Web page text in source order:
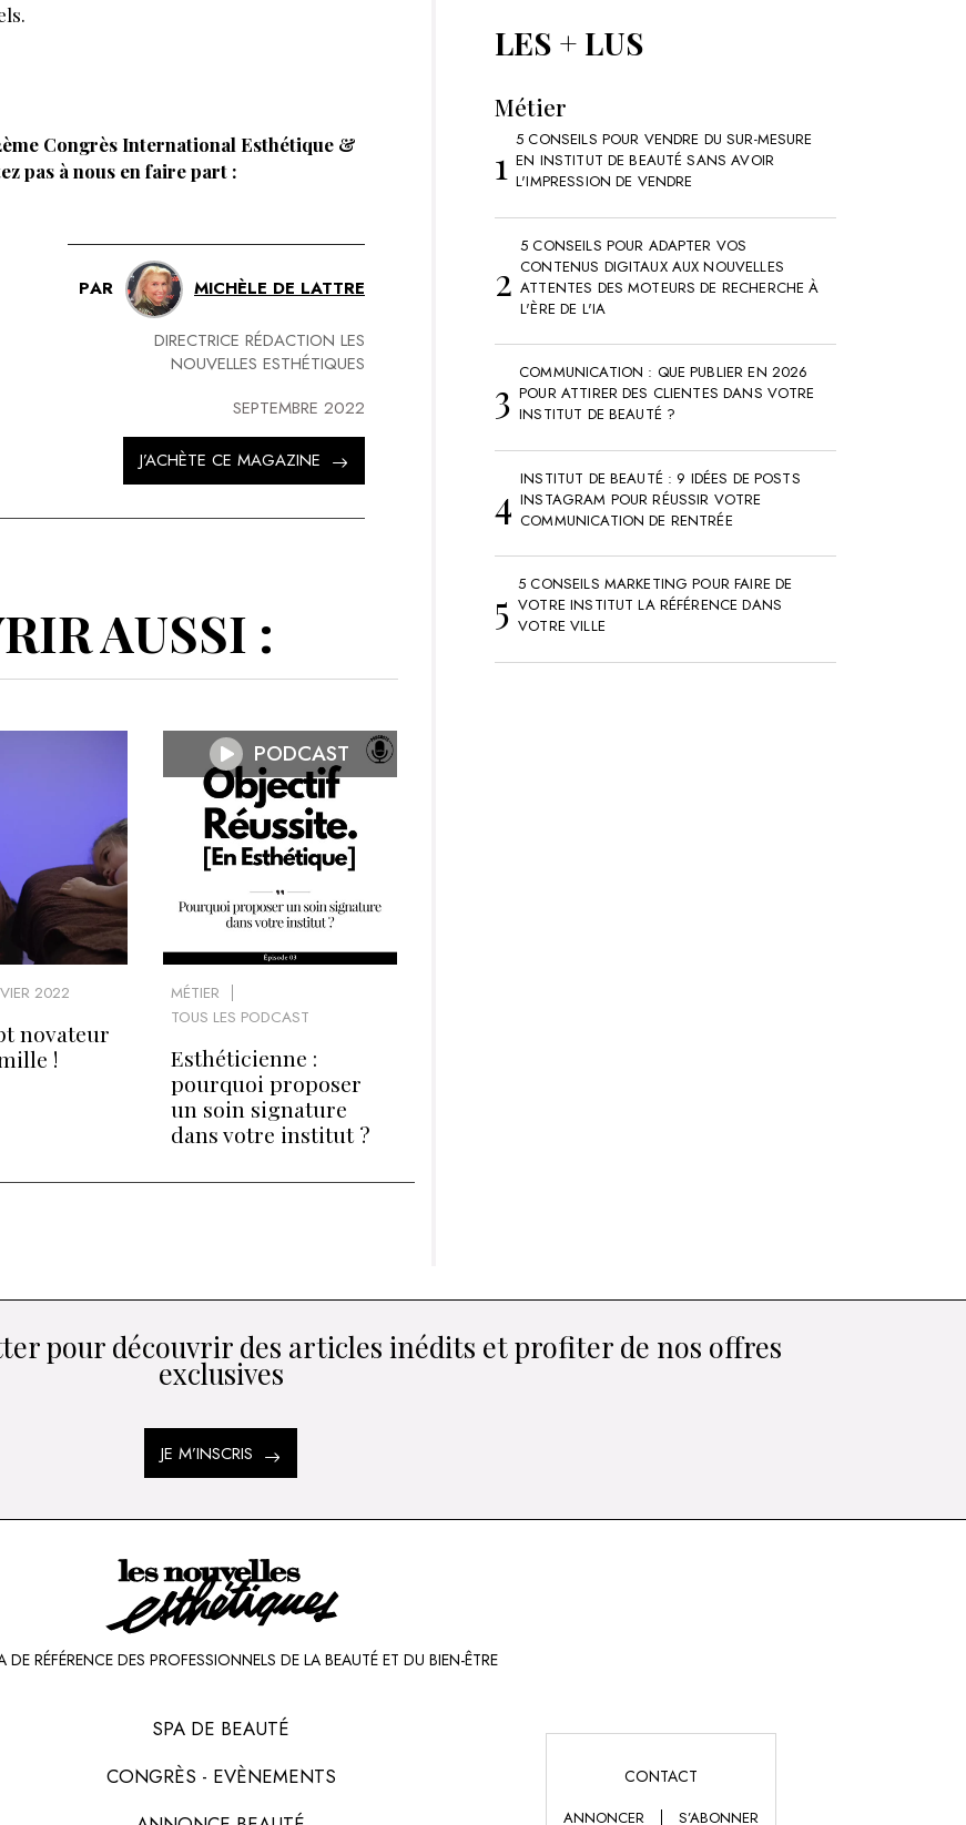
Congrès International Esthétique &
pas à nous en faire part :
PAR MICHÈLE DE LATTRE
DIRECTRICE RÉDACTION LES
NOUVELLES ESTHÉTIQUES
SEPTEMBRE 2022
J’ACHÈTE CE MAGAZINE
AUSSI :
2022
novateur
!
PODCAST
MÉTIER
TOUS LES PODCAST
Esthéticienne :
pourquoi proposer
un soin signature
dans votre institut ?
LES + LUS
Métier
5 CONSEILS POUR VENDRE DU SUR-MESURE
EN INSTITUT DE BEAUTÉ SANS AVOIR
L'IMPRESSION DE VENDRE
5 CONSEILS POUR ADAPTER VOS
CONTENUS DIGITAUX AUX NOUVELLES
ATTENTES DES MOTEURS DE RECHERCHE À
L'ÈRE DE L'IA
COMMUNICATION : QUE PUBLIER EN 2026
POUR ATTIRER DES CLIENTES DANS VOTRE
INSTITUT DE BEAUTÉ ?
INSTITUT DE BEAUTÉ : 9 IDÉES DE POSTS
INSTAGRAM POUR RÉUSSIR VOTRE
COMMUNICATION DE RENTRÉE
5 CONSEILS MARKETING POUR FAIRE DE
VOTRE INSTITUT LA RÉFÉRENCE DANS
VOTRE VILLE
pour découvrir des articles inédits et profiter de nos offres
exclusives
JE M’INSCRIS
DE RÉFÉRENCE DES PROFESSIONNELS DE LA BEAUTÉ ET DU BIEN-ÊTRE
SPA DE BEAUTÉ
CONGRÈS - EVÈNEMENTS
CONTACT
ANNONCER S’ABONNER